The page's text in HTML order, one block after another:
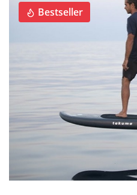
Bestseller